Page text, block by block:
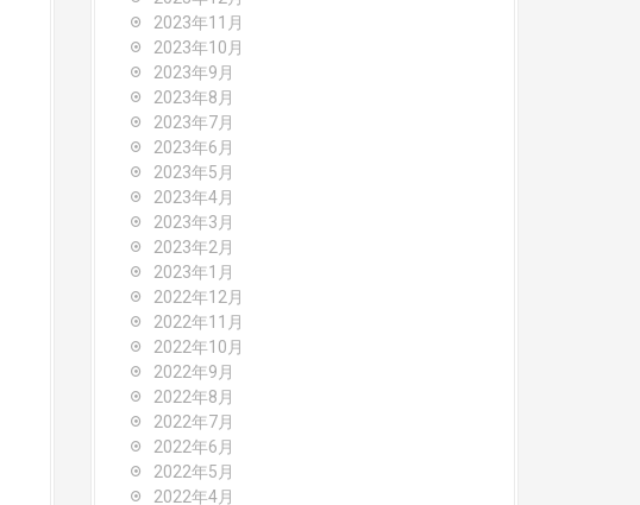
2023年11月
2023年10月
2023年9月
2023年8月
2023年7月
2023年6月
2023年5月
2023年4月
2023年3月
2023年2月
2023年1月
2022年12月
2022年11月
2022年10月
2022年9月
2022年8月
2022年7月
2022年6月
2022年5月
2022年4月